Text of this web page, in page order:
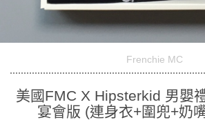
Frenchie MC
美國FMC X Hipsterkid 男嬰
宴會版 (連身衣+圍兜+奶